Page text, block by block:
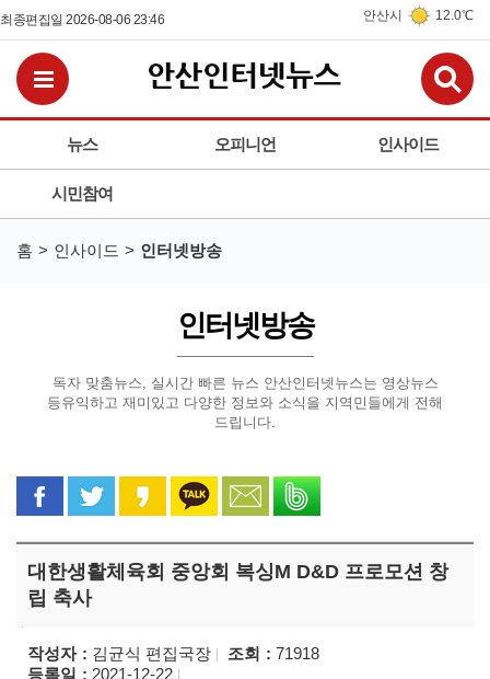
최종편집일 2026-08-06 23:46 안산시 12.0℃
뉴스 오피니언 인사이드
시민참여
전체메뉴보기
홈 인사이드 인터넷방송
인터넷방송
독자 맞춤뉴스, 실시간 빠른 뉴스 안산인터넷뉴스는 영상뉴스
등유익하고 재미있고 다양한 정보와 소식을 지역민들에게 전해
드립니다.
페이스북으로 공유
트위터로 공유카카오 스토리로 공유
카카오톡으로 공유
문자로 공유
대한생활체육회 중앙회 복싱M D&D 프로모션 창
립 축사
작성자 김균식 편집국장 조회
71918
등록일
2021-12-22